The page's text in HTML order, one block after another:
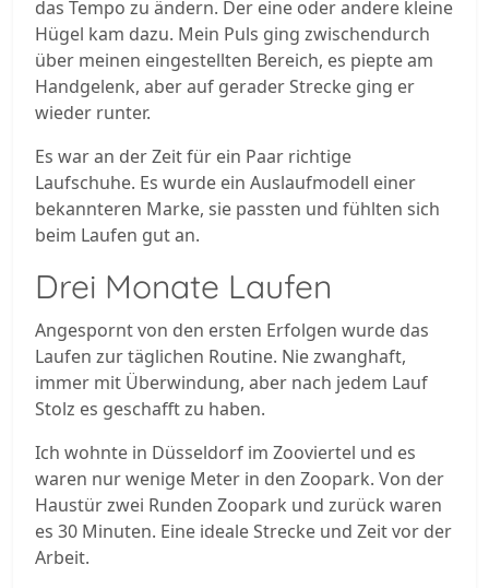
das Tempo zu ändern. Der eine oder andere kleine
Hügel kam dazu. Mein Puls ging zwischendurch
über meinen eingestellten Bereich, es piepte am
Handgelenk, aber auf gerader Strecke ging er
wieder runter.
Es war an der Zeit für ein Paar richtige
Laufschuhe. Es wurde ein Auslaufmodell einer
bekannteren Marke, sie passten und fühlten sich
beim Laufen gut an.
Drei Monate Laufen
Angespornt von den ersten Erfolgen wurde das
Laufen zur täglichen Routine. Nie zwanghaft,
immer mit Überwindung, aber nach jedem Lauf
Stolz es geschafft zu haben.
Ich wohnte in Düsseldorf im Zooviertel und es
waren nur wenige Meter in den Zoopark. Von der
Haustür zwei Runden Zoopark und zurück waren
es 30 Minuten. Eine ideale Strecke und Zeit vor der
Arbeit.